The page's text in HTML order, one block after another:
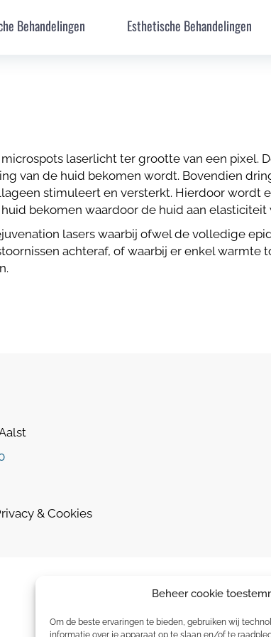
Beheer cookie
Om de beste ervaringen te bieden, gebruiken wij
informatie over je apparaat op te slaan en/of te
Behandelingen Esthetische Behandelingen
laserlicht ter grootte van een pixel.
van de huid bekomen wordt. Bovendien
stimuleert en versterkt. Hierdoor wordt
bekomen waardoor de huid aan elasticiteit
lasers waarbij ofwel de volledige
achteraf, of waarbij er enkel warmte
& Cookies